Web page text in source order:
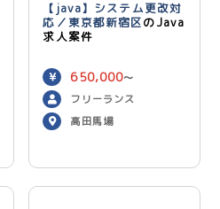
【java】システム更改対
応／東京都新宿区のJava
求人案件
650,000〜
750,000 円／月
フリーランス
高田馬場